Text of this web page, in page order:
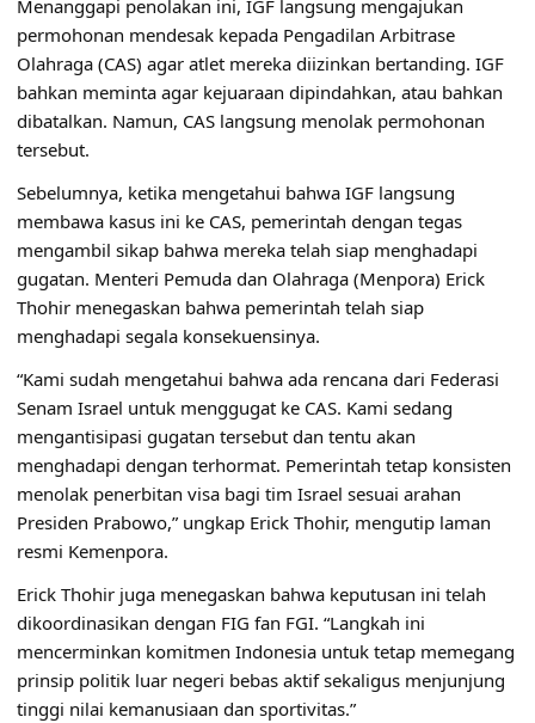
Menanggapi penolakan ini, IGF langsung mengajukan
permohonan mendesak kepada Pengadilan Arbitrase
Olahraga (CAS) agar atlet mereka diizinkan bertanding. IGF
bahkan meminta agar kejuaraan dipindahkan, atau bahkan
dibatalkan. Namun, CAS langsung menolak permohonan
tersebut.
Sebelumnya, ketika mengetahui bahwa IGF langsung
membawa kasus ini ke CAS, pemerintah dengan tegas
mengambil sikap bahwa mereka telah siap menghadapi
gugatan. Menteri Pemuda dan Olahraga (Menpora) Erick
Thohir menegaskan bahwa pemerintah telah siap
menghadapi segala konsekuensinya.
“Kami sudah mengetahui bahwa ada rencana dari Federasi
Senam Israel untuk menggugat ke CAS. Kami sedang
mengantisipasi gugatan tersebut dan tentu akan
menghadapi dengan terhormat. Pemerintah tetap konsisten
menolak penerbitan visa bagi tim Israel sesuai arahan
Presiden Prabowo,” ungkap Erick Thohir, mengutip laman
resmi Kemenpora.
Erick Thohir juga menegaskan bahwa keputusan ini telah
dikoordinasikan dengan FIG fan FGI. “Langkah ini
mencerminkan komitmen Indonesia untuk tetap memegang
prinsip politik luar negeri bebas aktif sekaligus menjunjung
tinggi nilai kemanusiaan dan sportivitas.”